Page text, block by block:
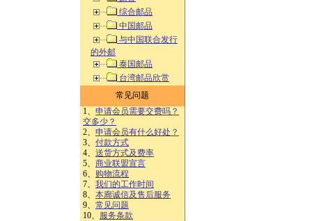
综合邮品
中国邮品
与中国联合发行
的外邮
泰国邮品
台湾邮品欣赏
常见问题
1、 申请会员需要交费吗？
交多少？
2、 申请会员有什么好处？
3、 付款方式
4、 送货方式及费率
5、 商业联盟宣言
6、 购物流程
7、 我们的工作时间
8、 本廊诚信及售后服务
9、 常见问题
10、 服务条款